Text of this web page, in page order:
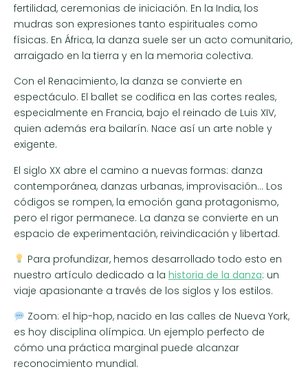
fertilidad, ceremonias de iniciación. En la India, los
mudras son expresiones tanto espirituales como
físicas. En África, la danza suele ser un acto comunitario,
arraigado en la tierra y en la memoria colectiva.
Con el Renacimiento, la danza se convierte en
espectáculo. El ballet se codifica en las cortes reales,
especialmente en Francia, bajo el reinado de Luis XIV,
quien además era bailarín. Nace así un arte noble y
exigente.
El siglo XX abre el camino a nuevas formas: danza
contemporánea, danzas urbanas, improvisación… Los
códigos se rompen, la emoción gana protagonismo,
pero el rigor permanece. La danza se convierte en un
espacio de experimentación, reivindicación y libertad.
Para profundizar, hemos desarrollado todo esto en
nuestro artículo dedicado a la historia de la danza: un
viaje apasionante a través de los siglos y los estilos.
Zoom: el hip-hop, nacido en las calles de Nueva York,
es hoy disciplina olímpica. Un ejemplo perfecto de
cómo una práctica marginal puede alcanzar
reconocimiento mundial.